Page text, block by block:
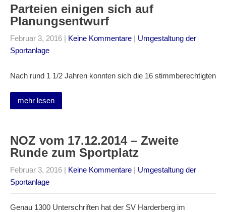
Parteien einigen sich auf
Planungsentwurf
Februar 3, 2016 | Keine Kommentare | Umgestaltung der
Sportanlage
Nach rund 1 1/2 Jahren konnten sich die 16 stimmberechtigten
mehr lesen
NOZ vom 17.12.2014 – Zweite
Runde zum Sportplatz
Februar 3, 2016 | Keine Kommentare | Umgestaltung der
Sportanlage
Genau 1300 Unterschriften hat der SV Harderberg im